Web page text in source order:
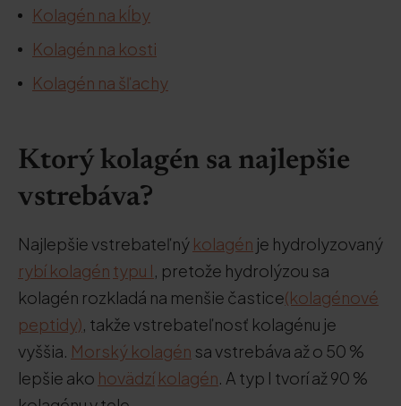
Kolagén na kĺby
Kolagén na kosti
Kolagén na šľachy
Ktorý kolagén sa najlepšie
vstrebáva?
Najlepšie vstrebateľný kolagén je hydrolyzovaný
rybí kolagén typu I, pretože hydrolýzou sa
kolagén rozkladá na menšie častice(kolagénové
peptidy), takže vstrebateľnosť kolagénu je
vyššia. Morský kolagén sa vstrebáva až o 50 %
lepšie ako hovädzí kolagén. A typ I tvorí až 90 %